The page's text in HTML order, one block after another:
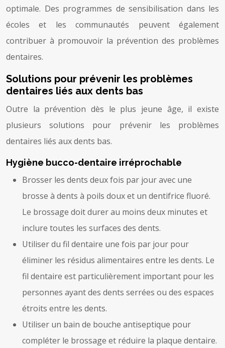
optimale. Des programmes de sensibilisation dans les
écoles et les communautés peuvent également
contribuer à promouvoir la prévention des problèmes
dentaires.
Solutions pour prévenir les problèmes
dentaires liés aux dents bas
Outre la prévention dès le plus jeune âge, il existe
plusieurs solutions pour prévenir les problèmes
dentaires liés aux dents bas.
Hygiène bucco-dentaire irréprochable
Brosser les dents deux fois par jour avec une
brosse à dents à poils doux et un dentifrice fluoré.
Le brossage doit durer au moins deux minutes et
inclure toutes les surfaces des dents.
Utiliser du fil dentaire une fois par jour pour
éliminer les résidus alimentaires entre les dents. Le
fil dentaire est particulièrement important pour les
personnes ayant des dents serrées ou des espaces
étroits entre les dents.
Utiliser un bain de bouche antiseptique pour
compléter le brossage et réduire la plaque dentaire.